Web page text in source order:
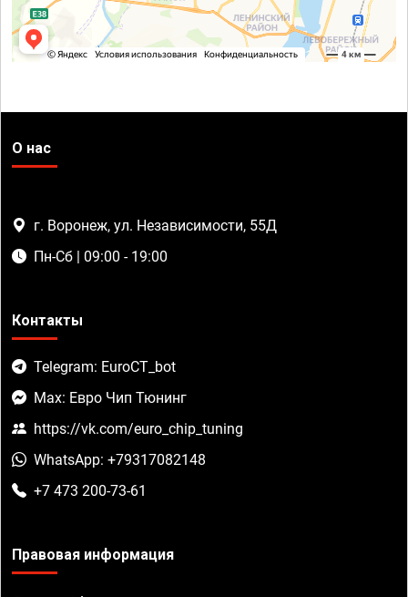
О нас
г. Воронеж, ул. Независимости, 55Д
Пн-Сб | 09:00 - 19:00
Контакты
Telegram: EuroCT_bot
Max: Евро Чип Тюнинг
https://vk.com/euro_chip_tuning
WhatsApp: +79317082148
+7 473 200-73-61
Правовая информация